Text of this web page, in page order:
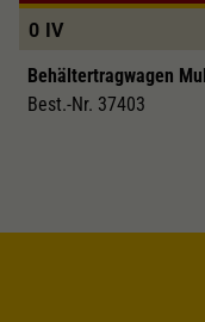
0 IV
Behältertragwagen
Best.-Nr. 37403